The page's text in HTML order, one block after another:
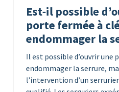
Est-il possible
porte fermée à
endommager la
Il est possible d’ouvrir une
endommager la serrure,
l’intervention d’un